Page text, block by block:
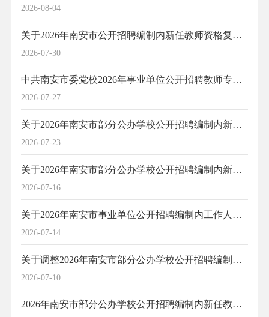
2026-08-04
2026-07-30
关于2026年南安市公开招聘编制内新任教师资格复审及体检有关事项的通告（二）
2026-07-27
中共南安市委党校2026年事业单位公开招聘教师专业测试及综合成绩排名情况
2026-07-23
关于2026年南安市部分公办学校公开招聘编制内新任教师（二）面试成绩、入围资格复审及体检人员的公示
2026-07-16
关于2026年南安市部分公办学校公开招聘编制内新任教师（二）笔试岗位成绩及入围面试人员的公示
2026-07-14
关于2026年南安市事业单位公开招聘编制内工作人员第一批递补人选资格复审有关事项的通告
2026-07-10
关于调整2026年南安市部分公办学校公开招聘编制内新任教师（二）考试时间的紧急通知
2026年南安市部分公办学校公开招聘编制内新任教师（二）笔试加分情况公示